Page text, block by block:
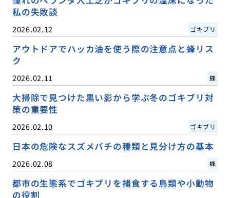
私の失敗談
2026.02.12 ゴキブリ
アウトドアでハッカ油を使う際の注意点と蜂リス
ク
2026.02.11 蜂
大掃除で見つけた黒い影から学ぶ冬のゴキブリ対
策の重要性
2026.02.10 ゴキブリ
日本の危険なスズメバチの種類と見分け方の基本
2026.02.08 蜂
都市の生態系でゴキブリを捕食する鳥類や小動物
の役割